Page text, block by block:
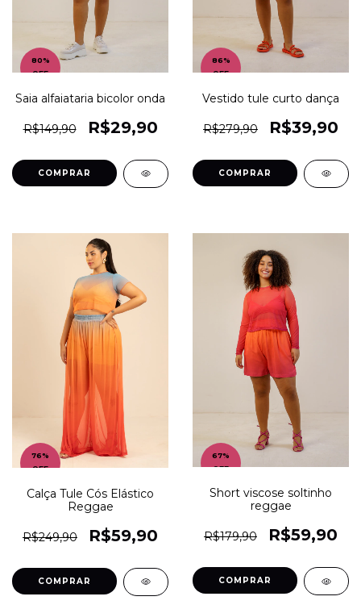
80%
OFF
Saia alfaiataria bicolor onda
R$149,90 R$29,90
COMPRAR
86%
OFF
Vestido tule curto dança
R$279,90 R$39,90
COMPRAR
76%
OFF
Calça Tule Cós Elástico
Reggae
R$249,90 R$59,90
COMPRAR
67%
OFF
Short viscose soltinho
reggae
R$179,90 R$59,90
COMPRAR